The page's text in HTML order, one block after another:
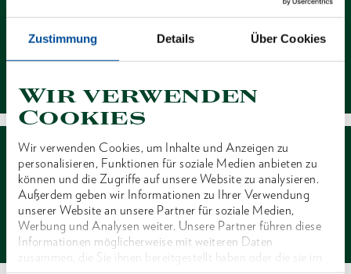
Zustimmung Details Über Cookies
Wir verwenden
Cookies
Wir verwenden Cookies, um Inhalte und Anzeigen zu
personalisieren, Funktionen für soziale Medien anbieten zu
können und die Zugriffe auf unsere Website zu analysieren.
Außerdem geben wir Informationen zu Ihrer Verwendung
unserer Website an unsere Partner für soziale Medien,
Werbung und Analysen weiter. Unsere Partner führen diese
Informationen möglicherweise mit weiteren Daten
zusammen, die Sie ihnen bereitgestellt haben oder die sie im
Händlersuche